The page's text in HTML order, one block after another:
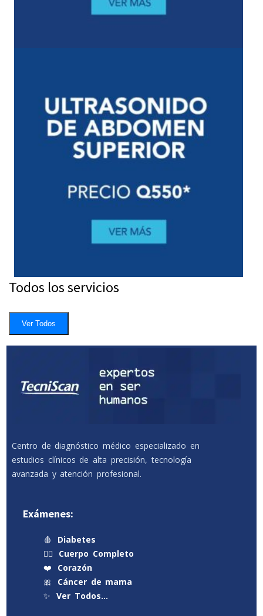
Todos los servicios
Ver Todos
Centro de diagnóstico médico especializado en
estudios clínicos de alta precisión, tecnología
avanzada y atención profesional.
Exámenes:
🩸
Diabetes
🧍‍♂️
Cuerpo Completo
❤️
Corazón
🎀
Cáncer de mama
✨ Ver Todos…